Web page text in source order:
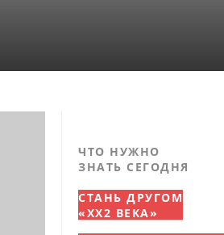
ЧТО НУЖНО
ЗНАТЬ СЕГОДНЯ
СТАНЬ ДРУГОМ
«XX2 ВЕКА»